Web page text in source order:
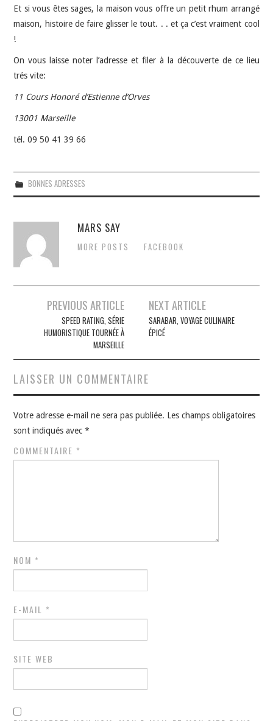
Et si vous êtes sages, la maison vous offre un petit rhum arrangé
maison, histoire de faire glisser le tout. . . et ça c’est vraiment cool
!
On vous laisse noter l’adresse et filer à la découverte de ce lieu
trés vite:
11 Cours Honoré d’Estienne d’Orves
13001 Marseille
tél. 09 50 41 39 66
BONNES ADRESSES
MARS SAY
MORE POSTS FACEBOOK
Navigation
articles
PREVIOUS ARTICLE
SPEED RATING, SÉRIE
HUMORISTIQUE TOURNÉE À
MARSEILLE
NEXT ARTICLE
SARABAR, VOYAGE CULINAIRE
ÉPICÉ
LAISSER UN COMMENTAIRE
Votre adresse e-mail ne sera pas publiée. Les champs obligatoires
sont indiqués avec*
COMMENTAIRE *
NOM *
E-MAIL *
SITE WEB